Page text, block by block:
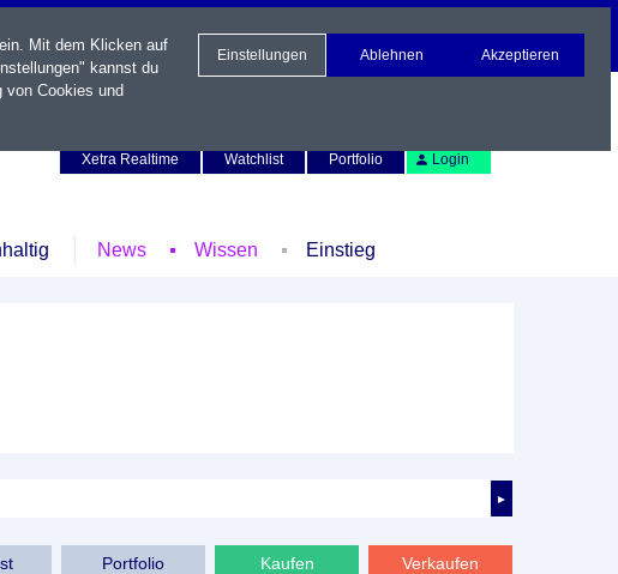
Xetra Realtime
Watchlist Portfolio Login
News Wissen Einstieg
►
Verkaufen
Kaufen
Portfolio
Mit dem Klicken auf
kannst du
von Cookies und
Einstellungen Ablehnen Akzeptieren